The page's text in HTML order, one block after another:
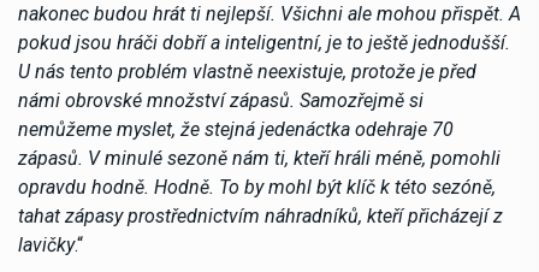
nakonec budou hrát ti nejlepší. Všichni ale mohou přispět. A
pokud jsou hráči dobří a inteligentní, je to ještě jednodušší.
U nás tento problém vlastně neexistuje, protože je před
námi obrovské množství zápasů. Samozřejmě si
nemůžeme myslet, že stejná jedenáctka odehraje 70
zápasů. V minulé sezoně nám ti, kteří hráli méně, pomohli
opravdu hodně. Hodně. To by mohl být klíč k této sezóně,
tahat zápasy prostřednictvím náhradníků, kteří přicházejí z
lavičky.“